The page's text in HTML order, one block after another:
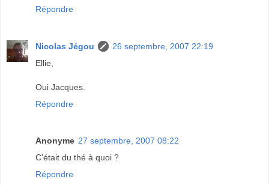
Répondre
Nicolas Jégou
26 septembre, 2007 22:19
Ellie,
Oui Jacques.
Répondre
Anonyme 27 septembre, 2007 08:22
C'était du thé à quoi ?
Répondre